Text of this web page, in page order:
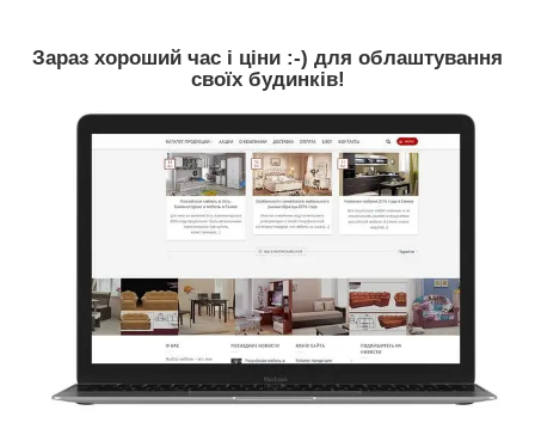
Зараз хороший час і ціни :-) для облаштування
своїх будинків!